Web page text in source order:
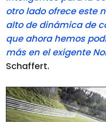
otro lado ofrece este
alto de dinámica de
que ahora hemos
más en el exigente
Schaffert.